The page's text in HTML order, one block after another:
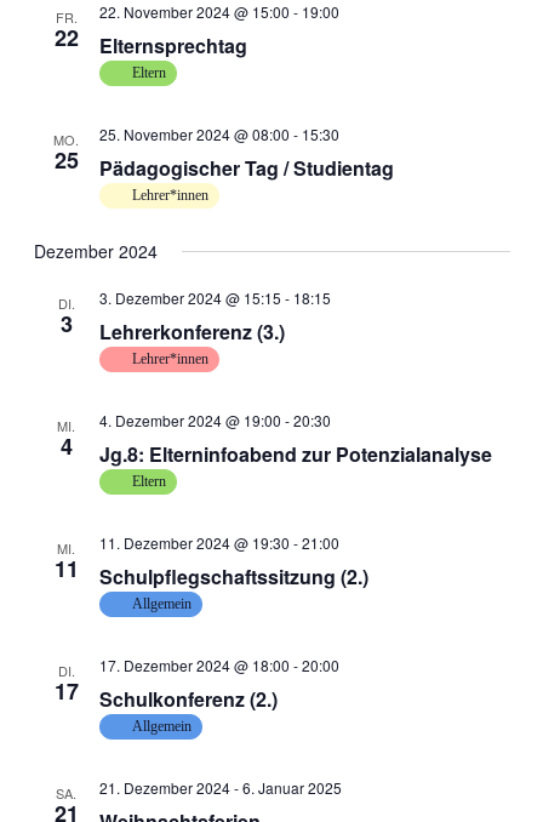
FR.
22 Elternsprechtag
22. November 2024 @ 15:00 - 19:00
Eltern
MO.
25 Pädagogischer Tag / Studientag
25. November 2024 @ 08:00 - 15:30
Lehrer*innen
Dezember 2024
DI.
3 Lehrerkonferenz (3.)
3. Dezember 2024 @ 15:15 - 18:15
Lehrer*innen
MI.
4 Jg.8: Elterninfoabend zur Potenzialanalyse
4. Dezember 2024 @ 19:00 -20:30
Eltern
MI.
11 Schulpflegschaftssitzung (2.)
11. Dezember 2024 @ 19:30 -21:00
Allgemein
DI.
17 Schulkonferenz (2.)
17. Dezember 2024 @ 18:00 -20:00
Allgemein
SA.
21
21. Dezember 2024-6. Januar 2025